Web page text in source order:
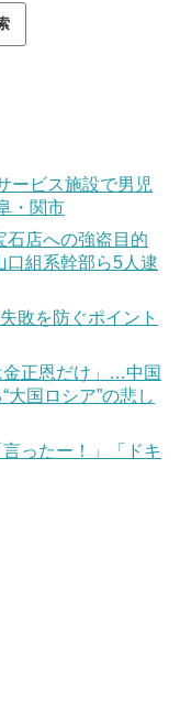
ービス施設で男児
・関市
石店への強盗目的
口組系幹部ら5人逮
敗を防ぐポイント
金正恩だけ」…中国
大国ロシア”の悲し
ったー！」「ドキ